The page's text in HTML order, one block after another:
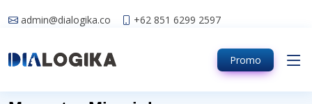
admin@dialogika.co +62 851 6299 2597
Promo